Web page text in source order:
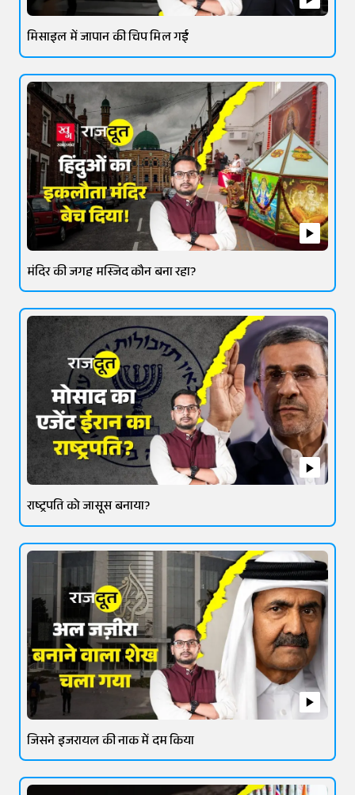
मिसाइल में जापान की चिप मिल गई
मंदिर की जगह मस्जिद कौन बना रहा?
राष्ट्रपति को जासूस बनाया?
जिसने इजरायल की नाक में दम किया